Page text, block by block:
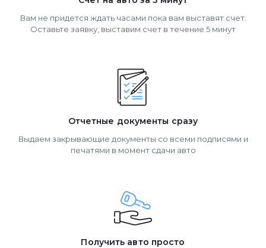
Вам не придется ждать часами пока вам выставят счет.
Оставьте заявку, выставим счет в течение 5 минут
Отчетные документы сразу
Выдаем закрывающие документы со всеми подписями и
печатями в момент сдачи авто
Получить авто просто